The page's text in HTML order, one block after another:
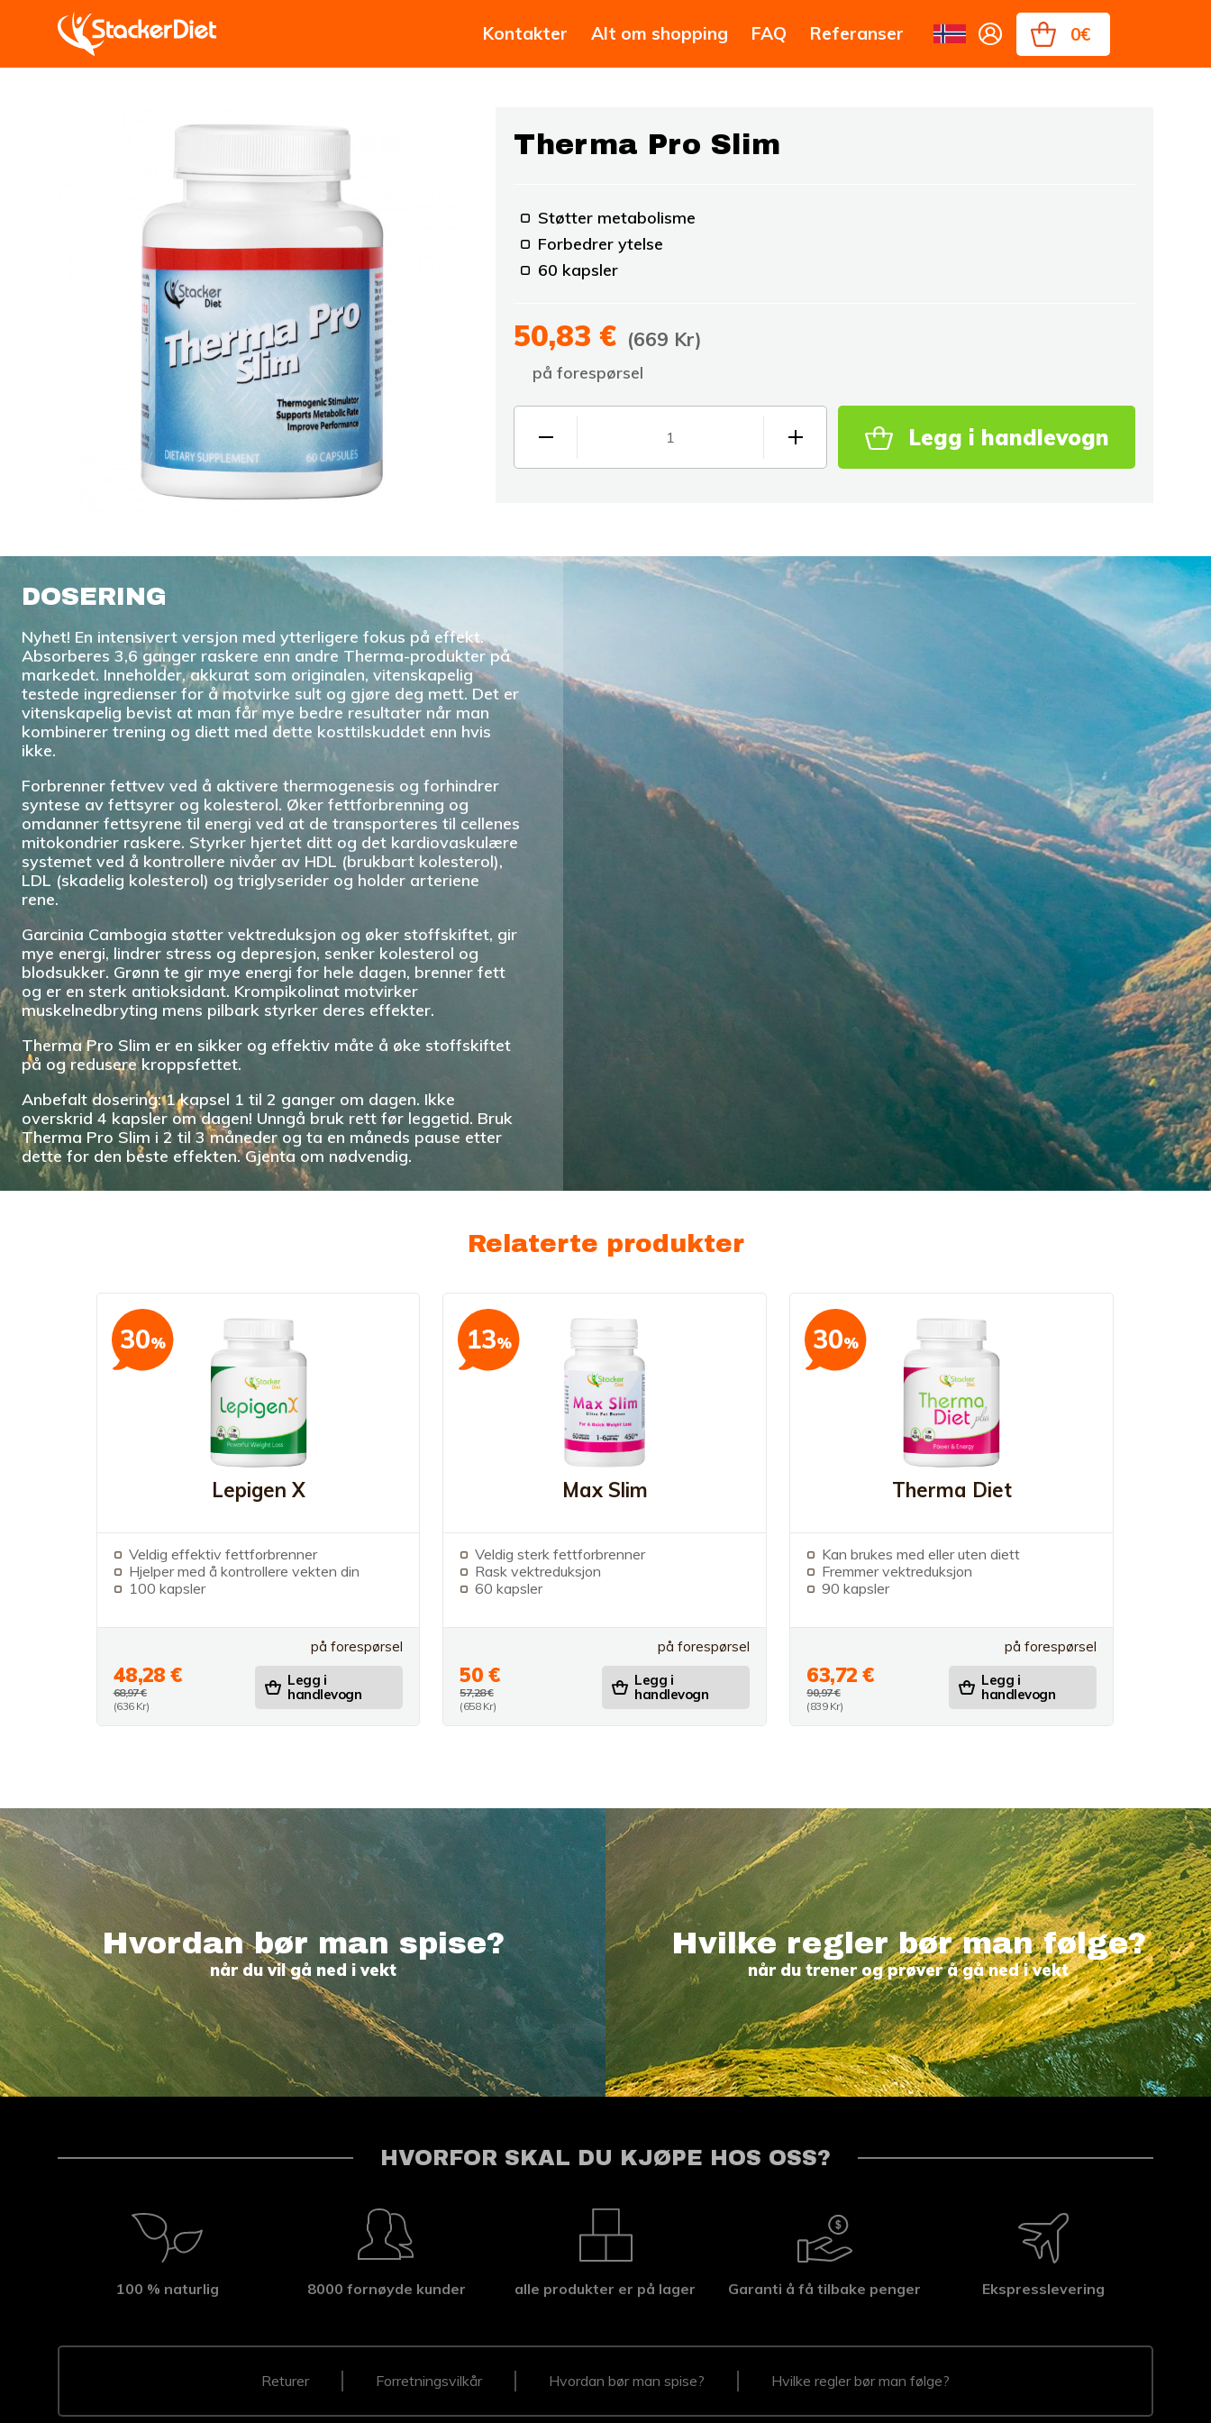
Kontakter Alt om shopping FAQ Referanser 0€
Therma Pro Slim
Støtter metabolisme
Forbedrer ytelse
60 kapsler
50,83 € (669 Kr)
på forespørsel
1 Legg i handlevogn
DOSERING
Nyhet! En intensivert versjon med ytterligere fokus på effekt.
Absorberes 3,6 ganger raskere enn andre Therma-produkter på
markedet. Inneholder, akkurat som originalen, vitenskapelig
testede ingredienser for å motvirke sult og gjøre deg mett. Det er
vitenskapelig bevist at man får mye bedre resultater når man
kombinerer trening og diett med dette kosttilskuddet enn hvis
ikke.
Forbrenner fettvev ved å aktivere thermogenesis og forhindrer
syntese av fettsyrer og kolesterol. Øker fettforbrenning og
omdanner fettsyrene til energi ved at de transporteres til cellenes
mitokondrier raskere. Styrker hjertet ditt og det kardiovaskulære
systemet ved å kontrollere nivåer av HDL (brukbart kolesterol),
LDL (skadelig kolesterol) og triglyserider og holder arteriene
rene.
Garcinia Cambogia støtter vektreduksjon og øker stoffskiftet, gir
mye energi, lindrer stress og depresjon, senker kolesterol og
blodsukker. Grønn te gir mye energi for hele dagen, brenner fett
og er en sterk antioksidant. Krompikolinat motvirker
muskelnedbryting mens pilbark styrker deres effekter.
Therma Pro Slim er en sikker og effektiv måte å øke stoffskiftet
på og redusere kroppsfettet.
Anbefalt dosering: 1 kapsel 1 til 2 ganger om dagen. Ikke
overskrid 4 kapsler om dagen! Unngå bruk rett før leggetid. Bruk
Therma Pro Slim i 2 til 3 måneder og ta en måneds pause etter
dette for den beste effekten. Gjenta om nødvendig.
Relaterte produkter
Lepigen X
Veldig effektiv fettforbrenner
Hjelper med å kontrollere vekten din
100 kapsler
på forespørsel
48,28 €
68,97 €
(636 Kr)
Legg i
handlevogn
30%
Max Slim
Veldig sterk fettforbrenner
Rask vektreduksjon
60 kapsler
på forespørsel
50 €
57,28 €
(658 Kr)
Legg i
handlevogn
13%
Therma Diet
Kan brukes med eller uten diett
Fremmer vektreduksjon
90 kapsler
på forespørsel
63,72 €
90,97 €
(839 Kr)
Legg i
handlevogn
30%
Hvordan bør man spise?
når du vil gå ned i vekt
Hvilke regler bør man følge?
når du trener og prøver å gå ned i vekt
HVORFOR SKAL DU KJØPE HOS OSS?
100 % naturlig 8000 fornøyde kunder alle produkter er på lager Garanti å få tilbake penger Ekspresslevering
Returer Forretningsvilkår Hvordan bør man spise? Hvilke regler bør man følge?